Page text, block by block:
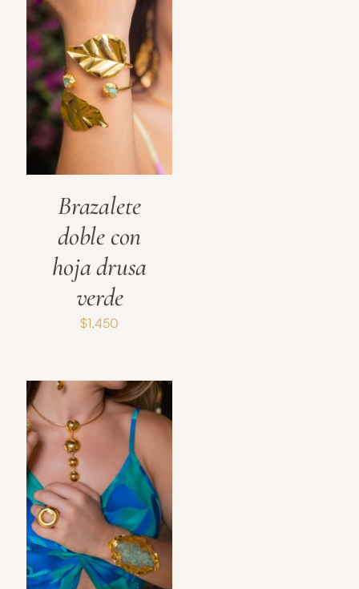
Brazalete
doble con
hoja drusa
verde
$1,450